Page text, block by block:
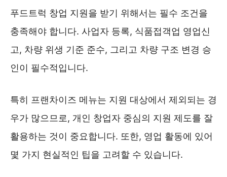
푸드트럭 창업 지원을 받기 위해서는 필수 조건을
충족해야 합니다. 사업자 등록, 식품접객업 영업신
고, 차량 위생 기준 준수, 그리고 차량 구조 변경 승
인이 필수적입니다.
특히 프랜차이즈 메뉴는 지원 대상에서 제외되는 경
우가 많으므로, 개인 창업자 중심의 지원 제도를 잘
활용하는 것이 중요합니다. 또한, 영업 활동에 있어
몇 가지 현실적인 팁을 고려할 수 있습니다.